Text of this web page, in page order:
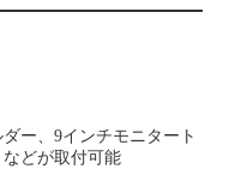
ー、9インチモニタート
どが取付可能